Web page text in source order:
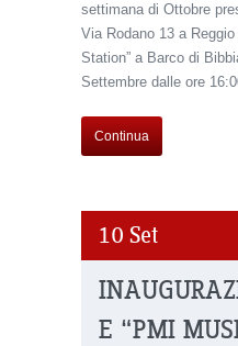
settimana di Ottobre
Via Rodano 13 a
Station” a Barco di
Settembre dalle ore
Continua
10 Set
E “PMI